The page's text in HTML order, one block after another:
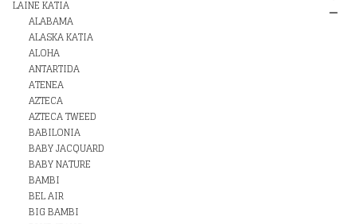
LAINE KATIA
ALABAMA
ALASKA KATIA
ALOHA
ANTARTIDA
ATENEA
AZTECA
AZTECA TWEED
BABILONIA
BABY JACQUARD
BABY NATURE
BAMBI
BEL AIR
BIG BAMBI